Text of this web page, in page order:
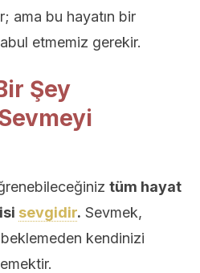
ama bu hayatın bir
etmemiz gerekir.
Şey
tüm hayat
sevgidir. Sevmek,
beklemeden kendinizi